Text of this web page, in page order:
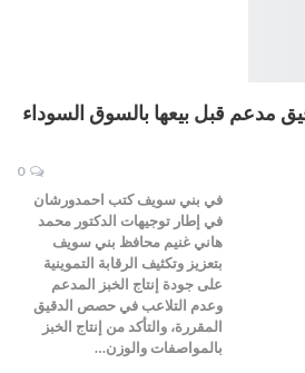
من 2طن دقيق مدعم قبل بيعها بالسوق السوداء
0
في بني سويف كتب احمدورشان
في إطار توجيهات الدكتور محمد
هاني غنيم محافظ بني سويف
بتعزيز وتكثيف الرقابة التموينية
على جودة إنتاج الخبز المدعم
وعدم التلاعب في حصص الدقيق
المقررة، والتأكد من إنتاج الخبز
بالمواصفات والوزن…